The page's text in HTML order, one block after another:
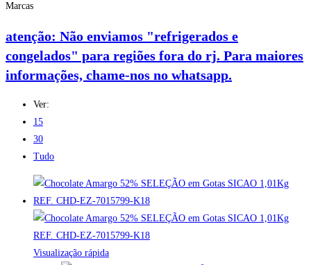
Marcas
atenção: Não enviamos "refrigerados e
congelados" para regiões fora do rj. Para maiores
informações, chame-nos no whatsapp.
Ver:
15
30
Tudo
Visualização rápida